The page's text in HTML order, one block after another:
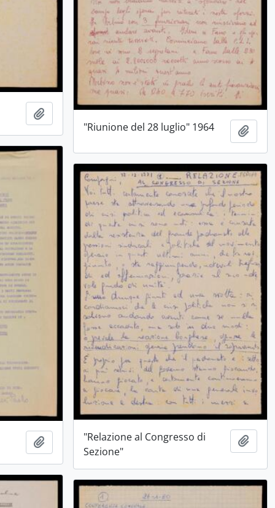
Aggiungi all'area di lavoro
"Riunione del 28 luglio" 1964
Aggiungi all'area di lavoro
"Relazione al Congresso di
Sezione"